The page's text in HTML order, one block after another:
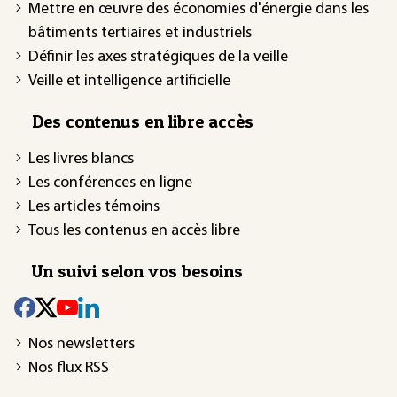
Mettre en œuvre des économies d'énergie dans les
bâtiments tertiaires et industriels
Définir les axes stratégiques de la veille
Veille et intelligence artificielle
Des contenus en libre accès
Les livres blancs
Les conférences en ligne
Les articles témoins
Tous les contenus en accès libre
Un suivi selon vos besoins
Nos newsletters
Nos flux RSS